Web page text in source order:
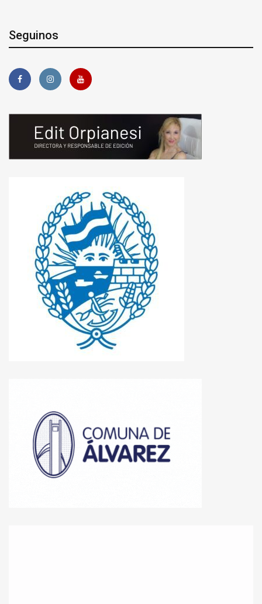
Seguinos